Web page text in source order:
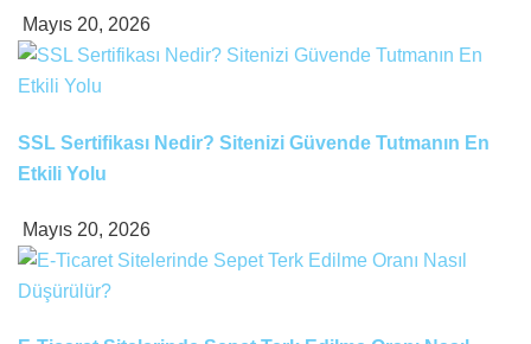
Mayıs 20, 2026
SSL Sertifikası Nedir? Sitenizi Güvende Tutmanın En
Etkili Yolu
Mayıs 20, 2026